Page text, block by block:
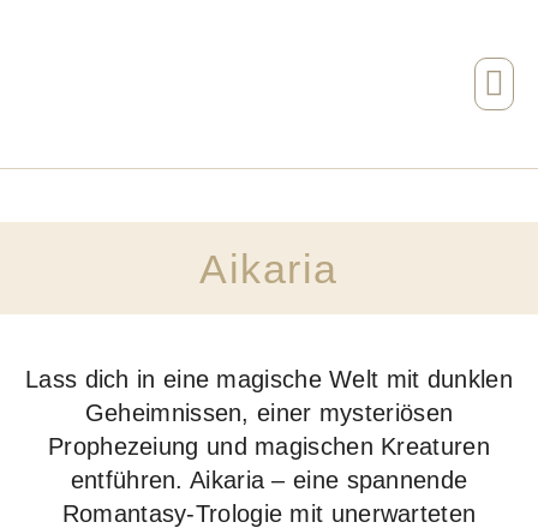
Aikaria
Lass dich in eine magische Welt mit dunklen
Geheimnissen, einer mysteriösen
Prophezeiung und magischen Kreaturen
entführen. Aikaria – eine spannende
Romantasy-Trologie mit unerwarteten